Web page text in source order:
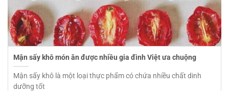
Mận sấy khô món ăn được nhiều gia đình Việt ưa chuộng
Mận sấy khô là một loại thực phẩm có chứa nhiều chất dinh
dưỡng tốt